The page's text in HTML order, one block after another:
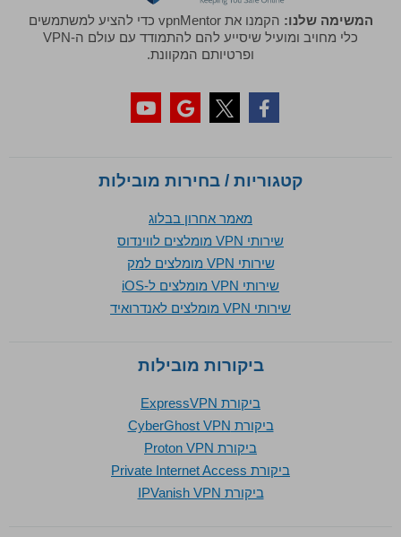
המשימה שלנו:
הקמנו את vpnMentor כדי להציע למשתמשים
כלי מחויב ומועיל שיסייע להם להתמודד עם עולם ה-VPN
ופרטיותם המקוונת.
קטגוריות / בחירות מובילות
מאמר אחרון בבלוג
שירותי VPN מומלצים לווינדוס
שירותי VPN מומלצים למק
שירותי VPN מומלצים ל-iOS
שירותי VPN מומלצים לאנדרואיד
ביקורות מובילות
ביקורת ExpressVPN
ביקורת CyberGhost VPN
ביקורת Proton VPN
ביקורת Private Internet Access
ביקורת IPVanish VPN